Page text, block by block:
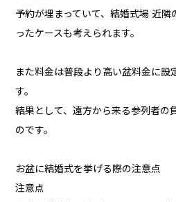
予約が埋まっていて、結婚式場 近
ったケースも考えられます。
また料金は普段より高い盆料金に設
す。
結果として、遠方から来る参列者の
のです。
お盆に結婚式を挙げる際の注意点
注意点